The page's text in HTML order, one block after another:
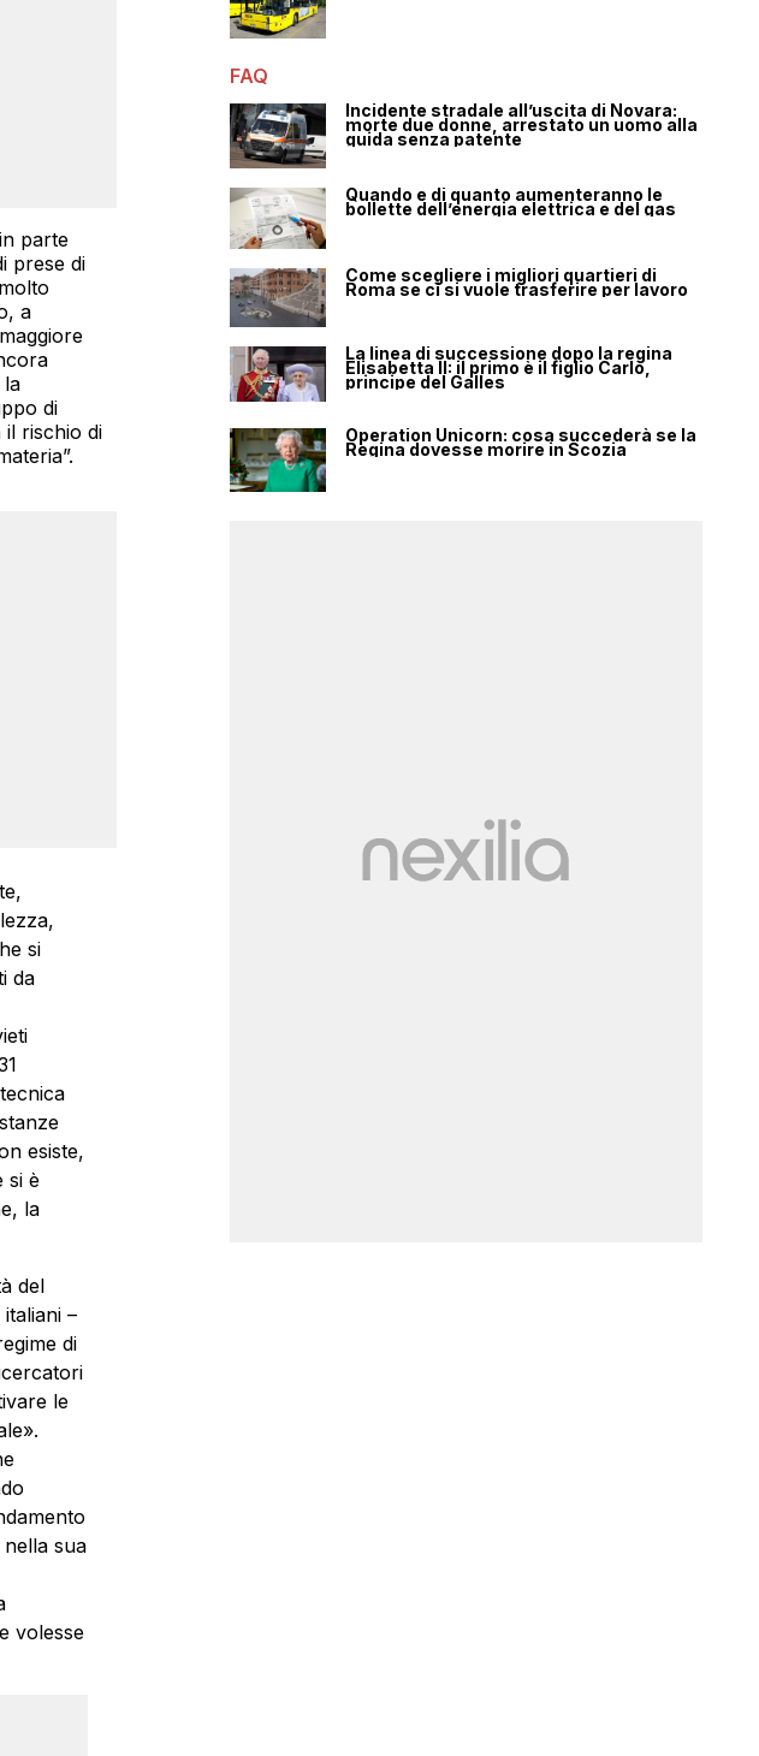
parte
prese di
a
di
rischio di
si
da
esiste,
si è
la
del
–
di
le
sua
volesse
FAQ
Incidente stradale all’uscita di Novara:
morte due donne, arrestato un uomo alla
guida senza patente
Quando e di quanto aumenteranno le
bollette dell’energia elettrica e del gas
Come scegliere i migliori quartieri di
Roma se ci si vuole trasferire per lavoro
La linea di successione dopo la regina
Elisabetta II: il primo è il figlio Carlo,
principe del Galles
Operation Unicorn: cosa succederà se la
Regina dovesse morire in Scozia